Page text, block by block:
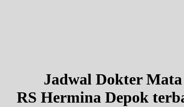
Jadwal Dokter Mata
RS Hermina Depok